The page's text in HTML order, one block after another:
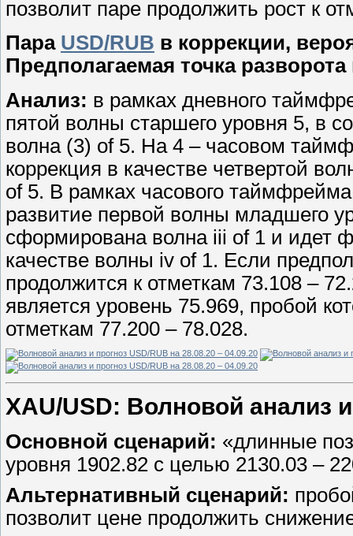
позволит паре продолжить рост к
Пара USD/RUB в коррекции,
Предполагаемая точка
Анализ: в рамках дневного
пятой волны старшего уровня 5, в
волна (3) of 5. На 4 – часовом
коррекция в качестве четвертой
of 5. В рамках часового
развитие первой волны младшего
сформирована волна iii of 1 и идет
качестве волны iv of 1. Если
продолжится к отметкам 73.108 –
является уровень 75.969, пробой
отметкам 77.200 – 78.028.
XAU/USD: Волновой анализ
Основной сценарий: «длинные
уровня 1902.82 с целью 2130.03 –
Альтернативный сценарий:
позволит цене продолжить